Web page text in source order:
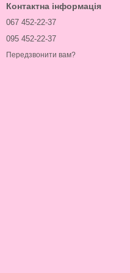
Контактна інформація
067 452-22-37
095 452-22-37
Передзвонити вам?